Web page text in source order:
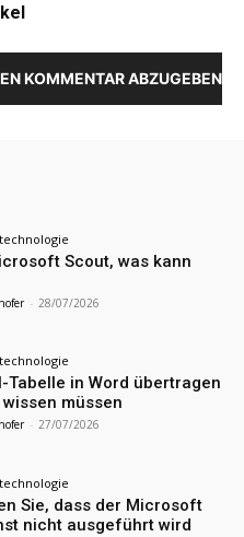
KOMMENTAR ABZUGEBEN
Scout, was kann
- 28/07/2026
Tabelle in Word übertragen
wissen müssen
- 27/07/2026
Sie, dass der Microsoft
nicht ausgeführt wird